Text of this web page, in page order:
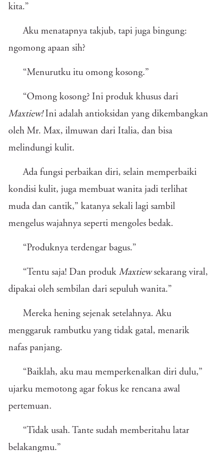
kita.”
Aku menatapnya takjub, tapi juga bingung:
ngomong apaan sih?
“Menurutku itu omong kosong.”
“Omong kosong? Ini produk khusus dari
Maxtiew!Ini adalah antioksidan yang dikembangkan
oleh Mr. Max, ilmuwan dari Italia, dan bisa
melindungi kulit.
Ada fungsi perbaikan diri, selain memperbaiki
kondisi kulit, juga membuat wanita jadi terlihat
muda dan cantik,” katanya sekali lagi sambil
mengelus wajahnya seperti mengoles bedak.
“Produknya terdengar bagus.”
“Tentu saja! Dan produk Maxtiewsekarang viral,
dipakai oleh sembilan dari sepuluh wanita.”
Mereka hening sejenak setelahnya. Aku
menggaruk rambutku yang tidak gatal, menarik
nafas panjang.
“Baiklah, aku mau memperkenalkan diri dulu,”
ujarku memotong agar fokus ke rencana awal
pertemuan.
“Tidak usah. Tante sudah memberitahu latar
belakangmu.”